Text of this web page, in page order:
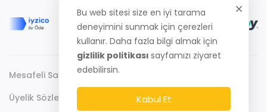
Mesafeli Satış Sözleşmesi
Üyelik Sözleşmesi
Bu web sitesi size en iyi tarama
deneyimini sunmak için çerezleri
kullanır. Daha fazla bilgi almak için
gizlilik politikası sayfamızı ziyaret
edebilirsin.
Kabul Et